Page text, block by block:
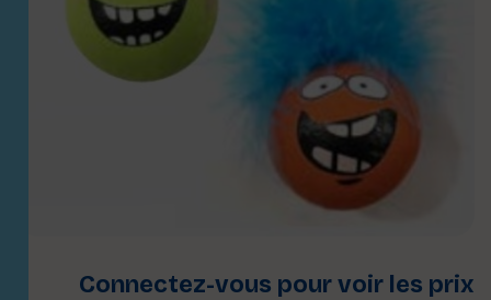
Connectez-vous pour voir les prix